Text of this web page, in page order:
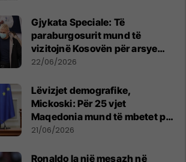
​Gjykata Speciale: Të
paraburgosurit mund të
vizitojnë Kosovën për arsye
humanitare
22/06/2026
Lëvizjet demografike,
Mickoski: Për 25 vjet
Maqedonia mund të mbetet pa
150 mijë deri në 250 mijë
21/06/2026
Ronaldo la një mesazh në